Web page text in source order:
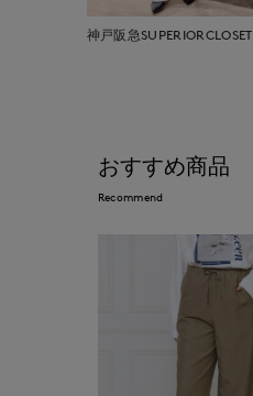
神戸阪急SUPERIORCLOSET
おすすめ商品
Recommend